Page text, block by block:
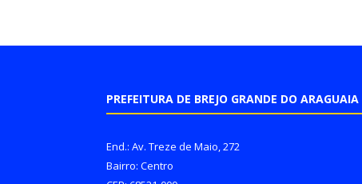
PREFEITURA DE BREJO GRANDE DO ARAGUAIA
End.: Av. Treze de Maio, 272
Bairro: Centro